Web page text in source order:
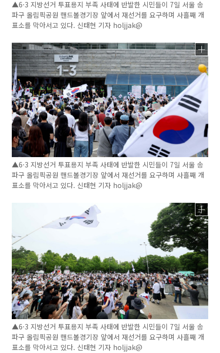
▲6·3 지방선거 투표용지 부족 사태에 반발한 시민들이 7일 서울 송
파구 올림픽공원 핸드볼경기장 앞에서 재선거를 요구하며 사흘째 개
표소를 막아서고 있다. 신태현 기자 holjjak@
▲6·3 지방선거 투표용지 부족 사태에 반발한 시민들이 7일 서울 송
파구 올림픽공원 핸드볼경기장 앞에서 재선거를 요구하며 사흘째 개
표소를 막아서고 있다. 신태현 기자 holjjak@
▲6·3 지방선거 투표용지 부족 사태에 반발한 시민들이 7일 서울 송
파구 올림픽공원 핸드볼경기장 앞에서 재선거를 요구하며 사흘째 개
표소를 막아서고 있다. 신태현 기자 holjjak@